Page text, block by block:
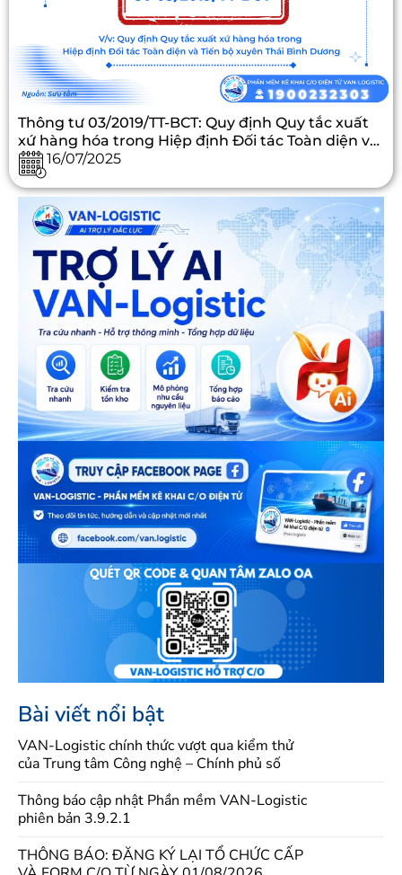
Thông tư 03/2019/TT-BCT: Quy định Quy tắc xuất
xứ hàng hóa trong Hiệp định Đối tác Toàn diện và
Tiến bộ xuyên Thái Bình Dương
16/07/2025
Bài viết nổi bật
VAN-Logistic chính thức vượt qua kiểm thử
của Trung tâm Công nghệ – Chính phủ số
Thông báo cập nhật Phần mềm VAN-Logistic
phiên bản 3.9.2.1
THÔNG BÁO: ĐĂNG KÝ LẠI TỔ CHỨC CẤP